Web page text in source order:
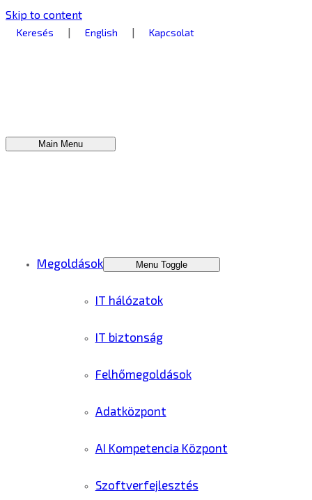
Skip to content
Keresés | English | Kapcsolat
Main Menu
Megoldások Menu Toggle
IT hálózatok
IT biztonság
Felhőmegoldások
Adatközpont
AI Kompetencia Központ
Szoftverfejlesztés